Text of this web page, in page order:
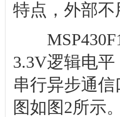
特点，外部
3.3V逻辑电平
串行异步通
图如图2所示